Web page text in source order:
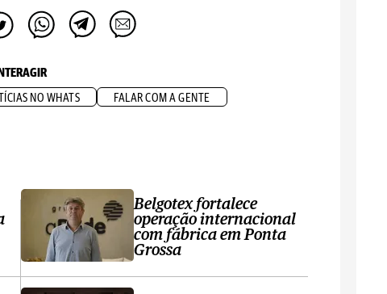
INTERAGIR
NO WHATS FALAR COM A GENTE
Belgotex fortalece
operação internacional
com fábrica em Ponta
Grossa